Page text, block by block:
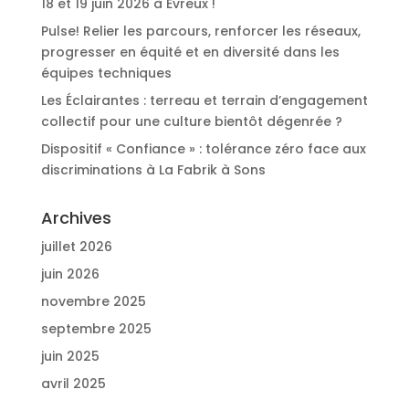
Pulse! Relier les parcours, renforcer les réseaux,
progresser en équité et en diversité dans les
équipes techniques
Les Éclairantes : terreau et terrain d’engagement
collectif pour une culture bientôt dégenrée ?
Dispositif « Confiance » : tolérance zéro face aux
discriminations à La Fabrik à Sons
Archives
juillet 2026
juin 2026
novembre 2025
septembre 2025
juin 2025
avril 2025